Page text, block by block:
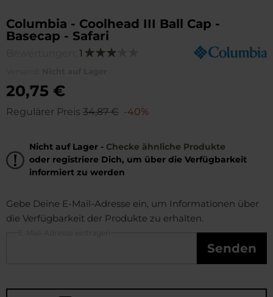
Columbia - Coolhead III Ball Cap -
Basecap - Safari
1 Bewertung:
20,75 €
Regulärer Preis 34,87 € -40%
Nicht auf Lager - Checke ähnliche Produkte
oder registriere Dich, um über die Verfügbarkeit
informiert zu werden
Gebe Deine E-Mail-Adresse ein, um Informationen über
die Verfügbarkeit der Produkte zu erhalten.
Senden